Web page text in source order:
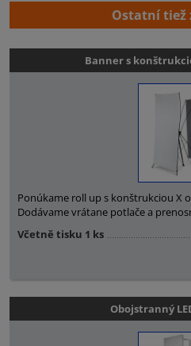
Ostatní tiež
Banner s
Ponúkame roll up s konštrukciou X
Dodávame vrátane potlače a
Včetně tisku 1 ks
Obojstranný